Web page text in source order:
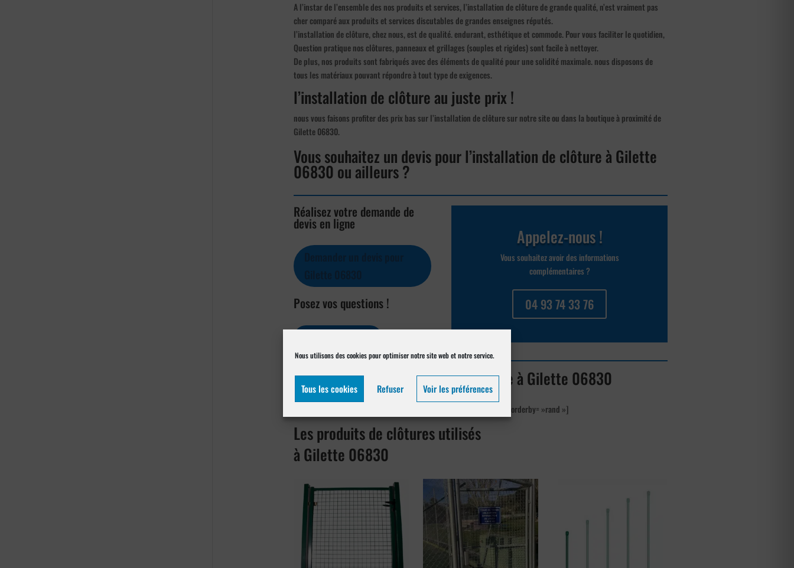
Nous utilisons des cookies pour optimiser notre site web et notre service.
Tous les cookies Refuser Voir les préférences
A l’instar de l’ensemble des nos produits et services, l’installation de clôture de grande qualité, n’est vraiment pas
cher comparé aux produits et services discutables de grandes enseignes réputés.
l’installation de clôture, chez nous, est de qualité. endurant, esthétique et commode. Pour vous faciliter le quotidien,
Question pratique nos clôtures, panneaux et grillages (souples et rigides) sont facile à nettoyer.
De plus, nos produits sont fabriqués avec des éléments de qualité pour une solidité maximale. nous disposons de
tous les matériaux pouvant répondre à tout type de exigences.
l’installation de clôture au juste prix !
nous vous faisons profiter des prix bas sur l’installation de clôture sur notre site ou dans la boutique à proximité de
Gilette 06830.
Vous souhaitez un devis pour l’installation de clôture à Gilette
06830 ou ailleurs ?
Réalisez votre demande de
devis en ligne
Posez vos questions !
Appelez-nous !
Vous souhaitez avoir des informations
complémentaires ?
04 93 74 33 76
Nos chantiers l’installation de clôture à Gilette 06830
[su_posts posts_per_page= »4″ post_type= »project » order= »asc » orderby= »rand »]
Les produits de clôtures utilisés
à Gilette 06830